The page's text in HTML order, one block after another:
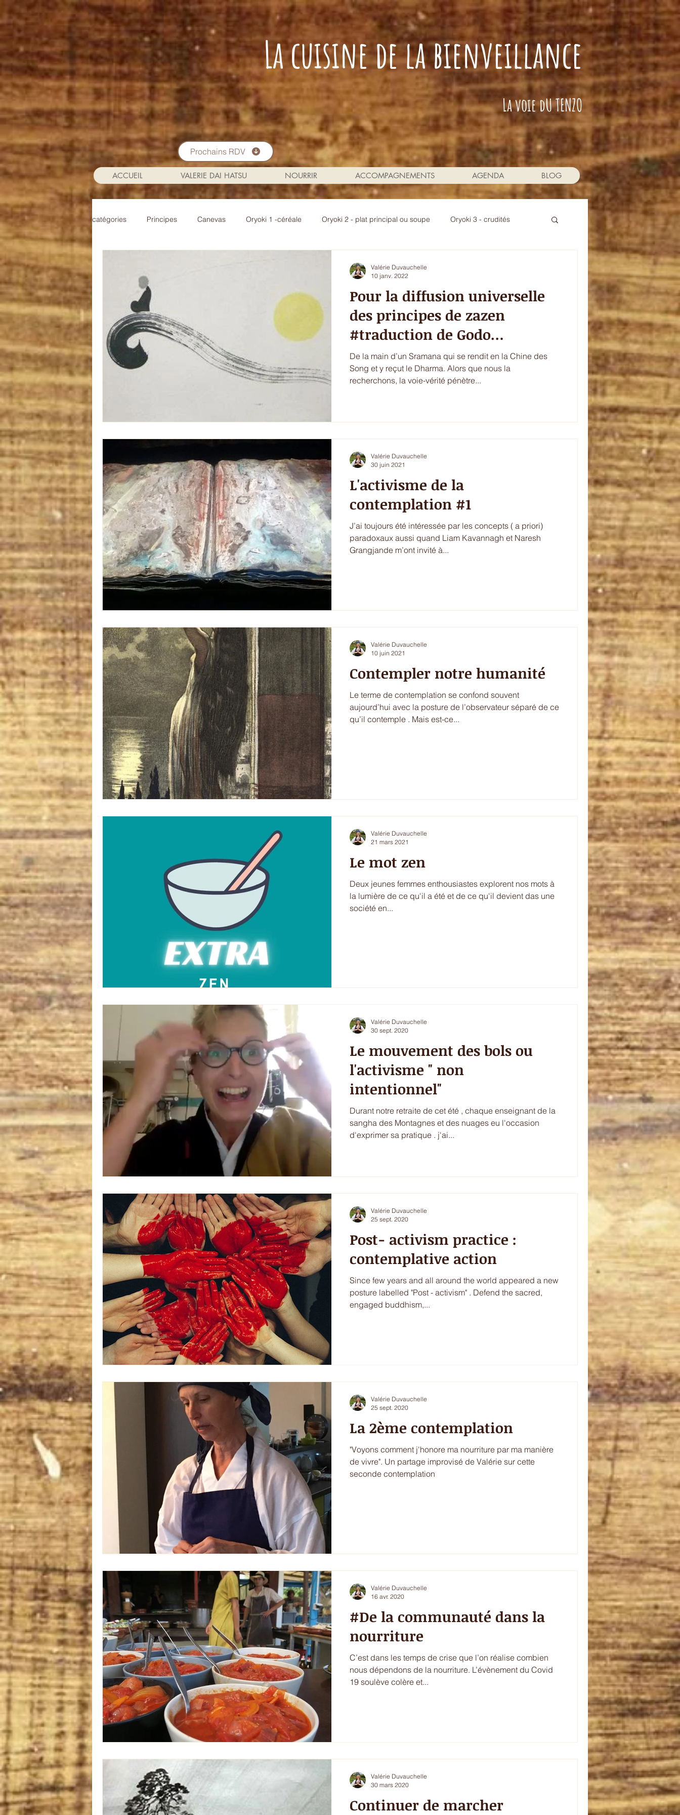
La cuisine de la bienveillance
La voie dU TENZO
Prochains RDV
ACCUEIL VALERIE DAI HATSU NOURRIR ACCOMPAGNEMENTS AGENDA BLOG
catégories Principes Canevas Oryoki 1 -céréale Oryoki 2 - plat principal ou soupe Oryoki 3 - crudités
le goût de l'automne Ecritures / vidéos ressources menu complet celebration
sans gluten
Pour la diffusion universelle
des principes de zazen
#traduction de Godo
Nishijima et Chodo
De la main d’un Sramana qui se rendit en la Chine des
Song et y reçut le Dharma. Alors que nous la
recherchons, la voie-vérité pénètre...
Valérie Duvauchelle
10 janv. 2022
L'activisme de la
contemplation #1
J’ai toujours été intéressée par les concepts ( a priori)
paradoxaux aussi quand Liam Kavannagh et Naresh
Grangjande m’ont invité à...
Valérie Duvauchelle
30 juin 2021
Contempler notre humanité
Le terme de contemplation se confond souvent
aujourd’hui avec la posture de l’observateur séparé de ce
qu’il contemple . Mais est-ce...
Valérie Duvauchelle
10 juin 2021
Le mot zen
Deux jeunes femmes enthousiastes explorent nos mots à
la lumière de ce qu'il a été et de ce qu'il devient das une
société en...
Valérie Duvauchelle
21 mars 2021
Le mouvement des bols ou
l'activisme " non
intentionnel"
Durant notre retraite de cet été , chaque enseignant de la
sangha des Montagnes et des nuages eu l'occasion
d'exprimer sa pratique . j'ai...
Valérie Duvauchelle
30 sept. 2020
Post- activism practice :
contemplative action
Since few years and all around the world appeared a new
posture labelled "Post - activism" . Defend the sacred,
engaged buddhism,...
Valérie Duvauchelle
25 sept. 2020
La 2ème contemplation
"Voyons comment j'honore ma nourriture par ma manière
de vivre". Un partage improvisé de Valérie sur cette
seconde contemplation
Valérie Duvauchelle
25 sept. 2020
#De la communauté dans la
nourriture
C’est dans les temps de crise que l’on réalise combien
nous dépendons de la nourriture. L’évènement du Covid
19 soulève colère et...
Valérie Duvauchelle
16 avr. 2020
Continuer de marcher
Valérie Duvauchelle
30 mars 2020